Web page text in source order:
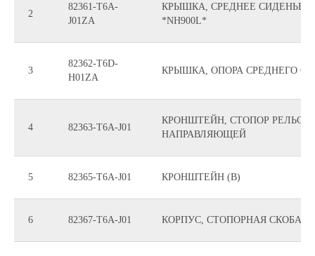
2
82361-T6A-
J01ZA
КРЫШКА, СРЕДНЕЕ СИДЕНЬЕ,
*NH900L*
3
82362-T6D-
H01ZA
КРЫШКА, ОПОРА СРЕДНЕГО
4 82363-T6A-J01
КРОНШТЕЙН, СТОПОР
НАПРАВЛЯЮЩЕЙ
5 82365-T6A-J01 КРОНШТЕЙН (B)
6 82367-T6A-J01 КОРПУС, СТОПОРНАЯ СКОБА